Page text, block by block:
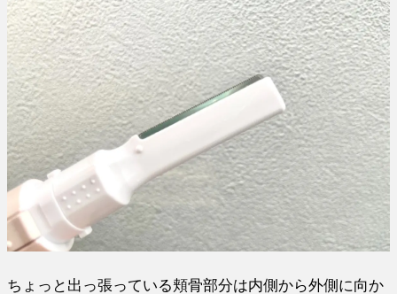
ちょっと出っ張っている頬骨部分は内側から外側に向か